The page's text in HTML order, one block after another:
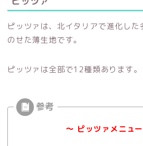
ピッツァは、北イタリアで進化した
のせた薄生地です。
ピッツァは全部で12種類あります。
～ ピッツァメニュ